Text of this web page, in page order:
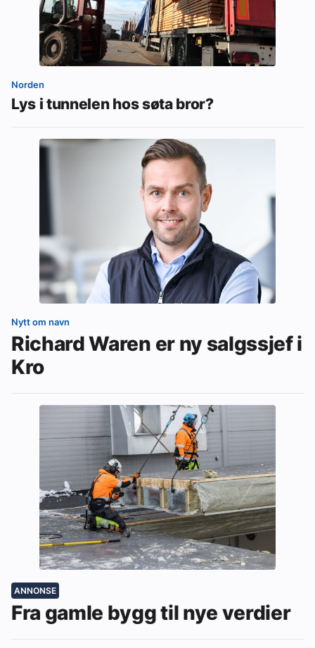
Norden
Lys i tunnelen hos søta bror?
Nytt om navn
Richard Waren er ny salgssjef i
Kro
ANNONSE
Fra gamle bygg til nye verdier